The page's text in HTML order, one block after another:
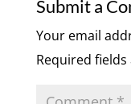
Submit a
Your email
Required